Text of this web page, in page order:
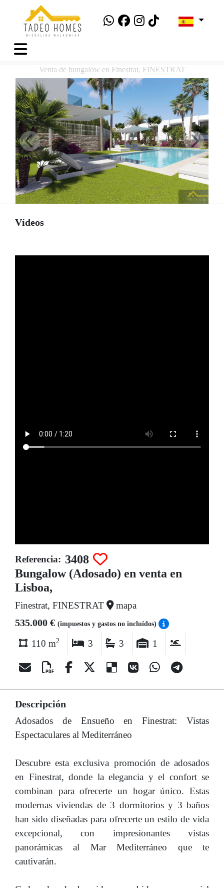
Venta de bungalow en Finestrat, FINESTRAT
Vídeos
Referencia: 3408
Bungalow (Adosado) en venta en
Lisboa,
Finestrat, FINESTRAT mapa
535.000 € (impuestos y gastos no incluídos)
110 m2 3 3 1
Descripción
Adosados de Ensueño en Finestrat: Vistas
Espectaculares al Mediterráneo
Descubre esta exclusiva promoción de adosados
en Finestrat, donde la elegancia y el confort se
combinan para ofrecerte un hogar único. Estas
modernas viviendas de 3 dormitorios y 3 baños
han sido diseñadas para ofrecerte un estilo de vida
excepcional, con impresionantes vistas
panorámicas al Mar Mediterráneo que te
cautivarán.